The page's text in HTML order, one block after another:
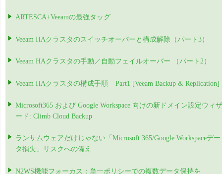
ARTESCA+Veeamの最強タッグ
Veeam HAクラスタのスイッチオーバーと構成解除（パート3）
Veeam HAクラスタの手動／自動フェイルオーバー （パート2）
Veeam HAクラスタの構成手順 – Part1 [Veeam Backup & Replication]
Microsoft365 および Google Workspace 向けの新ドメイン設定ウィザ
ード: Climb Cloud Backup
ランサムウェアだけじゃない「Microsoft 365/Google Workspaceデー
タ損失」リスクへの備え
N2WS機能フォーカス：単一ポリシーでの複数データ保持を